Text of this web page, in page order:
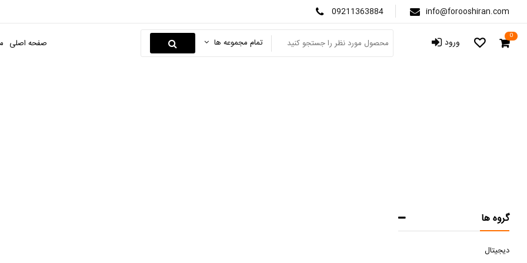
09211363884 info@forooshiran.com
صفحه اصلی تمام مجموعه ها ورود 0
گروه ها
دیجیتال